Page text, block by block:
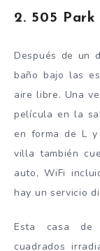
2. 505 Park
Después de un
baño bajo las
aire libre. Una
película en la
en forma de L
villa también
auto, WiFi
hay un servicio
Esta casa de
cuadrados